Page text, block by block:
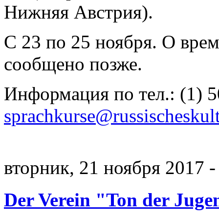
Нижняя Австрия).
С 23 по 25 ноября. О
сообщено позже.
Информация по тел.: (1)
вторник, 21 ноября 2017
Der Verein "Ton der